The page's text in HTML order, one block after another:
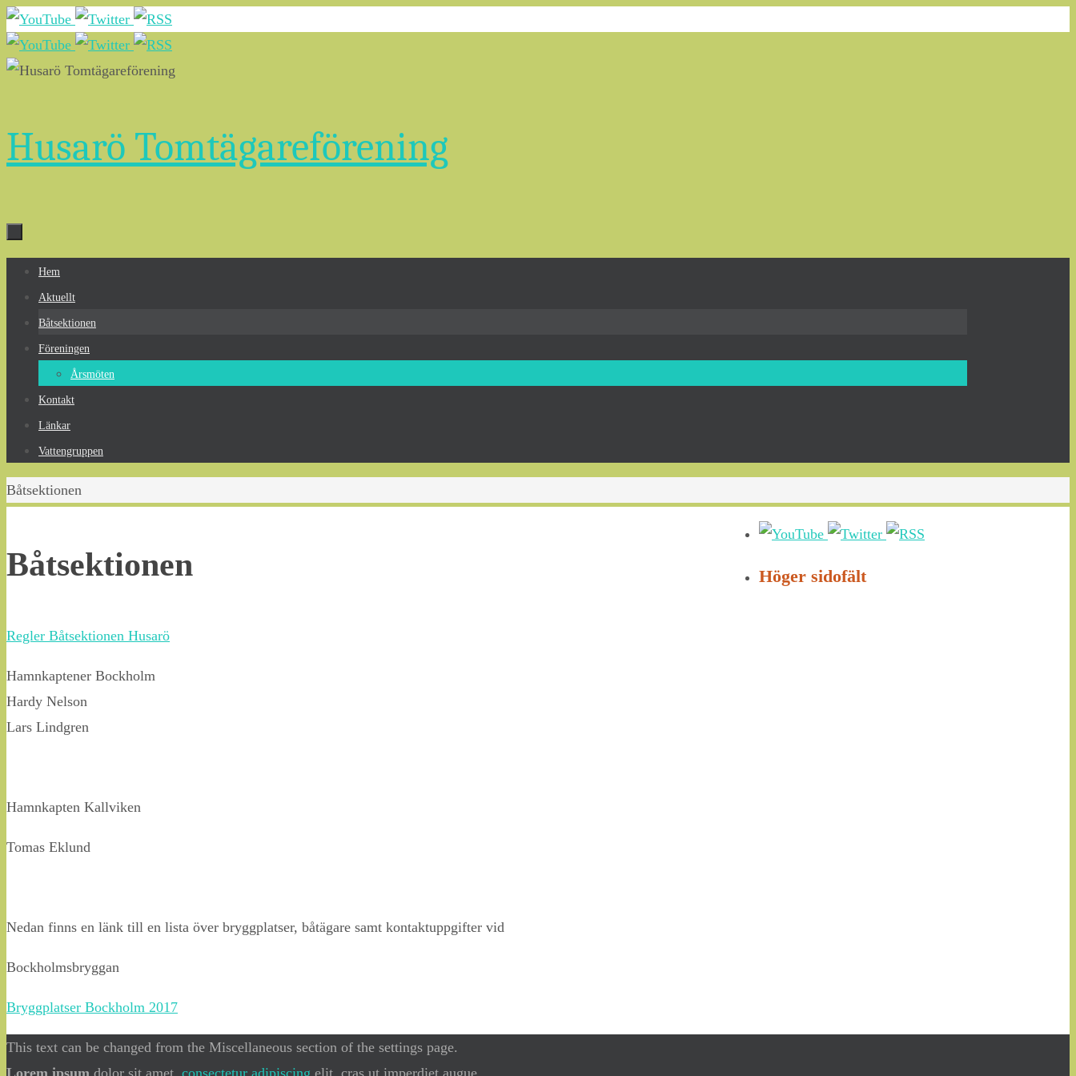
Hoppa
till
innehållet
Husarö Tomtägareförening
Hoppa
innehållet
Hem
Aktuellt
Båtsektionen
Föreningen
Årsmöten
Kontakt
Länkar
Vattengruppen
Home
Båtsektionen
Båtsektionen
Regler Båtsektionen Husarö
Hamnkaptener Bockholm
Hardy Nelson
Lars Lindgren
Hamnkapten Kallviken
Tomas Eklund
Nedan finns en länk till en lista över bryggplatser, båtägare samt kontaktuppgifter vid
Bockholmsbryggan
Bryggplatser Bockholm 2017
Höger sidofält
This text can be changed from the Miscellaneous section of the settings page.
Lorem ipsum dolor sit amet, consectetur adipiscing elit, cras ut imperdiet augue.